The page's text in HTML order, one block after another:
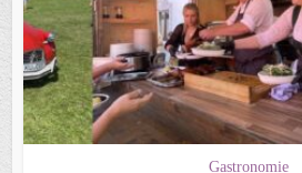
Gastronomie